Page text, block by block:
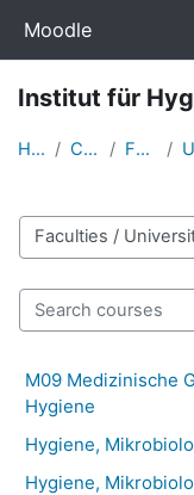
Moodle
Institut für
Home Courses Faculties
Course categories
Search courses
M09 Medizinische
Hygiene
Hygiene,
Hygiene,